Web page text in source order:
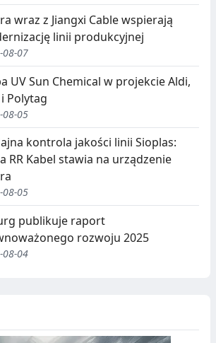
wraz z Jiangxi Cable wspierają
linii produkcyjnej
08-07
UV Sun Chemical w projekcie Aldi,
Polytag
08-05
kontrola jakości linii Sioplas:
RR Kabel stawia na urządzenie
08-05
publikuje raport
rozwoju 2025
08-04